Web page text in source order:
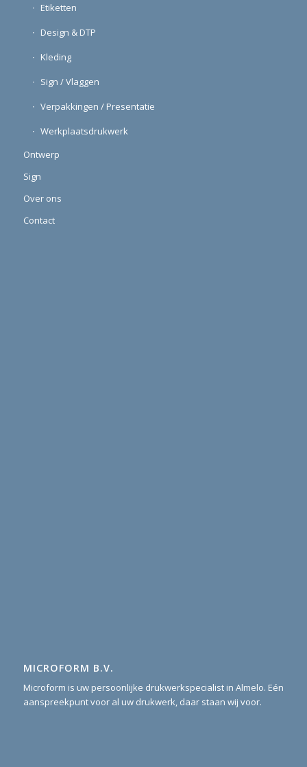
Etiketten
Design & DTP
Kleding
Sign / Vlaggen
Verpakkingen / Presentatie
Werkplaatsdrukwerk
Ontwerp
Sign
Over ons
Contact
MICROFORM B.V.
Microform is uw persoonlijke drukwerkspecialist in Almelo. Eén
aanspreekpunt voor al uw drukwerk, daar staan wij voor.